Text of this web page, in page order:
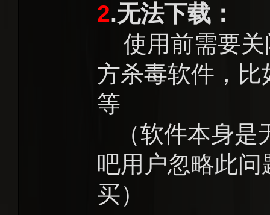
2.无法下载：
使用前需要关
方杀毒软件，
等
（软件本身是
吧用户忽略此
买）